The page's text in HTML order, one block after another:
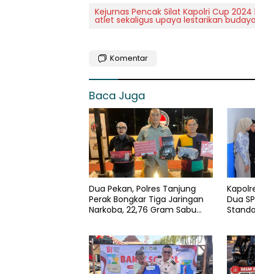
Kejurnas Pencak Silat Kapolri Cup
atlet sekaligus upaya lestarikan
Komentar
Baca Juga
Dua Pekan, Polres Tanjung
Perak Bongkar Tiga Jaringan
Narkoba, 22,76 Gram Sabu
Dua